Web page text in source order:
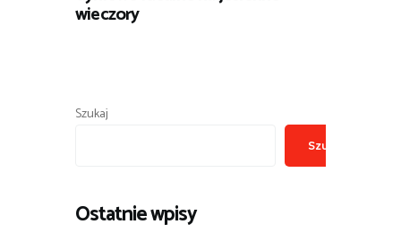
wieczory
Szukaj
Szukaj
Ostatnie wpisy